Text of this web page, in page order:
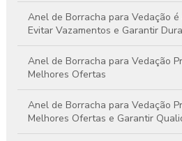
Anel de Borracha para Vedação
Evitar Vazamentos e Garantir
Anel de Borracha para Vedação
Melhores Ofertas
Anel de Borracha para Vedação
Melhores Ofertas e Garantir